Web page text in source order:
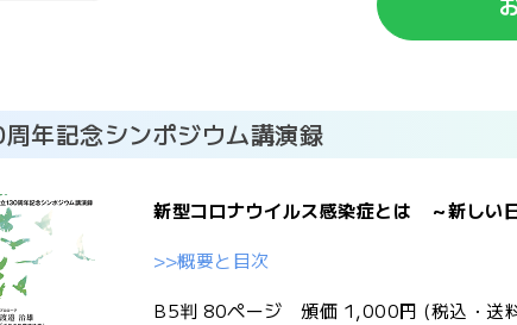
年記念シンポジウム講演録
新型コロナウイルス感染症とは ～新しい
>>概要と目次
B5判 80ページ 頒価 1,000円 (税込・送